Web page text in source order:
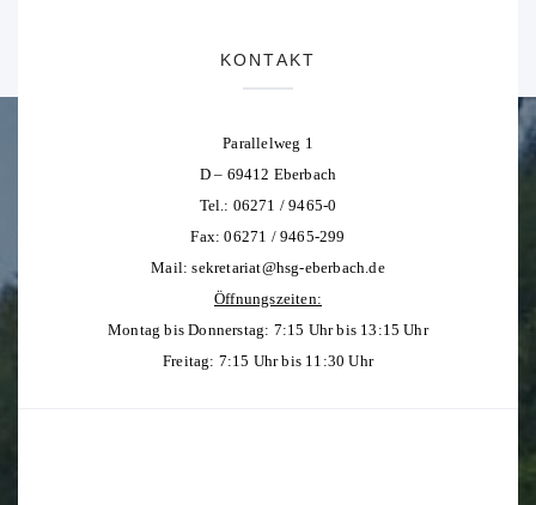
KONTAKT
Parallelweg 1
D – 69412 Eberbach
Tel.: 06271 / 9465-0
Fax: 06271 / 9465-299
Mail:sekretariat@hsg-eberbach.de
Öffnungszeiten:
Montag bis Donnerstag: 7:15 Uhr bis 13:15 Uhr
Freitag: 7:15 Uhr bis 11:30 Uhr